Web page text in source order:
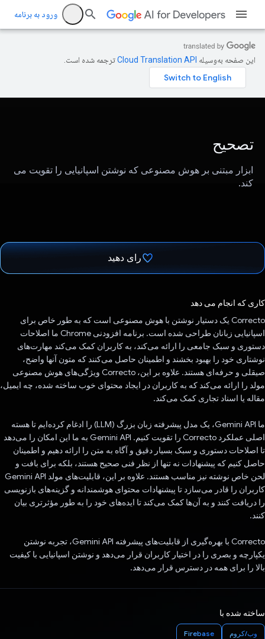
ورود به برنامه
این صفحه به‌وسیله ترجمه شده است.
تصحیح
ابزار مبتنی بر هوش مصنوعی که نوشتن اسپانیایی را تقویت می
کند.
رای دهید
کاری که انجام می دهد
Correcto یک دستیار نوشتن با هوش مصنوعی است که به طور خاص برای
اسپانیایی زبانان طراحی شده است. برنامه افزودنی Chrome ما اصلاحات
دستوری و سبک جامعی را ارائه می‌کند، به کاربران کمک می‌کند مهارت‌های
نوشتاری خود را بهبود بخشند و اطمینان حاصل می‌کنند که متون آنها واضح،
صیقلی و حرفه‌ای هستند. علاوه بر این، Correcto ویژگی‌های هوش مصنوعی
مولد را ارائه می‌کند که به کاربران در ایجاد محتوای خوب ساخته شده، چه ایمیل،
مقاله یا اسناد تجاری کمک می‌کند.
ما Gemini API، یک مدل پیشرفته زبان بزرگ (LLM) را ادغام کرده‌ایم تا هسته
اصلی عملکرد Correcto را تقویت کنیم. Gemini API به ما این امکان را می‌دهد
تا اصلاحات دستوری و سبک بسیار دقیق و آگاه به متن را ارائه دهیم و اطمینان
حاصل کنیم که پیشنهادات نه تنها از نظر فنی صحیح هستند، بلکه برای بافت و
لحن خاص نوشته نیز مناسب هستند. علاوه بر این، قابلیت‌های مولد Gemini API
کاربران را قادر می‌سازد تا پیشنهادات محتوای هوشمندانه و گزینه‌های بازنویسی
را دریافت کنند و به آن‌ها کمک می‌کند تا ایده‌های خود را به طور مؤثرتری بیان
کنند.
Correcto با بهره‌گیری از قابلیت‌های پیشرفته Gemini API، تجربه نوشتن
یکپارچه و بصری را در اختیار کاربران قرار می‌دهد و نوشتن اسپانیایی با کیفیت
بالا را برای همه در دسترس قرار می‌دهد.
ساخته شده با
وب/کروم Firebase